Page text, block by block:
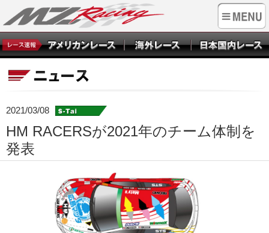
2021/03/08
HM RACERSが2021年のチーム体制を
発表